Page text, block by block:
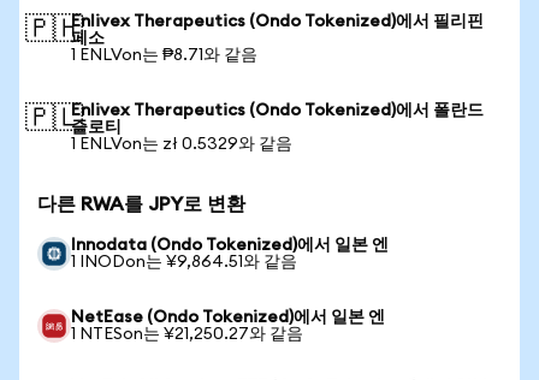
🇵🇭Enlivex Therapeutics (Ondo Tokenized)에서 필리핀
페소
1 ENLVon는 ₱8.71와 같음
🇵🇱Enlivex Therapeutics (Ondo Tokenized)에서 폴란드
즐로티
1 ENLVon는 zł 0.5329와 같음
다른 RWA를 JPY로 변환
Innodata (Ondo Tokenized)에서 일본 엔
1 INODon는 ¥9,864.51와 같음
NetEase (Ondo Tokenized)에서 일본 엔
1 NTESon는 ¥21,250.27와 같음